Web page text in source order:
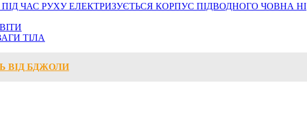
ЧАС РУХУ ЕЛЕКТРИЗУЄТЬСЯ КОРПУС ПІДВОДНОГО ЧОВНА НІ
ТІЛА
ВІД БДЖОЛИ